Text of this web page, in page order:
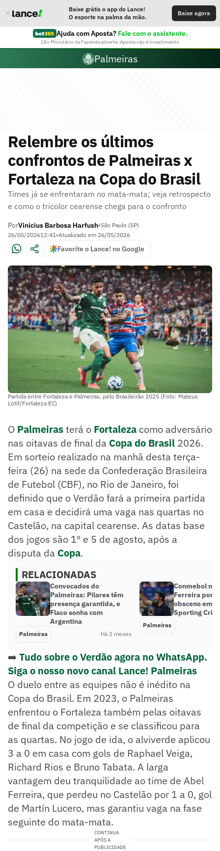
Baixe grátis o app do Lance!
O esporte na palma da mão.
Baixe agora
Ajuda com Aposta? Fale com o assistente.
18+ Ministério da Fazenda adverte: Aposta não é investimento
Palmeiras
Relembre os últimos
confrontos de Palmeiras x
Fortaleza na Copa do Brasil
Times já se enfrentaram no mata-mata; veja retrospecto
e como o tricolor cearense chega para o confronto
PorVinicius Barbosa Harfush•São Paulo (SP)
26/05/202612:41•Atualizado em 26/05/2026
Favorite o Lance! no Google
Partida entre Fortaleza e Palmeiras, pelo Brasileirão 2025 (Foto: Mateus
Lotif/Fortaleza EC)
O Palmeirasterá o Fortaleza como adversário
nas oitavas de final da Copa do Brasil 2026.
Em sorteio realizado na manhã desta terça-
feira (26) na sede da Confederação Brasileira
de Futebol (CBF), no Rio de Janeiro, foi
definido que o Verdão fará a primeira partida
em casa e decidirá uma vaga nas quartas no
Castelão, na capital cearense. As datas base
dos jogos são 1º e 5 de agosto, após a
disputa da Copa.
RELACIONADAS
Convocados do
Palmeiras: Pilares têm
presença garantida, e
Flaco sonha com
Argentina
Palmeiras Há 2 meses
Conmebol
Ferreira por
obsceno em
Sporting
Palmeiras
➡️ Tudo sobre o Verdão agora no WhatsApp.
Siga o nosso novo canal Lance! Palmeiras
O duelo entre as equipes não é inédito na
Copa do Brasil. Em 2023, o Palmeiras
enfrentou o Fortaleza também pelas oitavas
de final da competição e se classificou para
as quartas. No jogo de ida, o alviverde aplicou
3 a 0 em casa com gols de Raphael Veiga,
Richard Rios e Bruno Tabata. A larga
vantagem deu tranquilidade ao time de Abel
Ferreira, que perdeu no Castelão por 1 a 0, gol
de Martín Lucero, mas garantiu vaga na fase
seguinte do mata-mata.
CONTINUA
APÓS A
PUBLICIDADE